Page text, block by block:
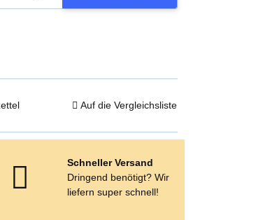
Auf die Vergleichsliste
Schneller Versand
Dringend benötigt? Wir
liefern super schnell!